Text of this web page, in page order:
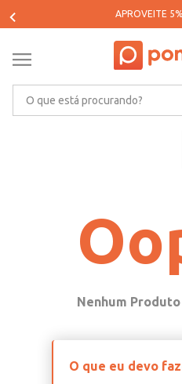
APROVEITE
O que eu devo